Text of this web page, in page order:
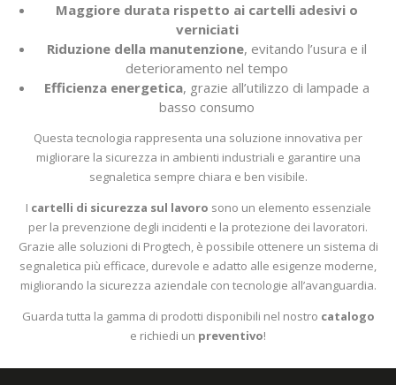
Maggiore durata rispetto ai cartelli adesivi o
verniciati
Riduzione della manutenzione, evitando l’usura e il
deterioramento nel tempo
Efficienza energetica, grazie all’utilizzo di lampade a
basso consumo
Questa tecnologia rappresenta una soluzione innovativa per
migliorare la sicurezza in ambienti industriali e garantire una
segnaletica sempre chiara e ben visibile.
I cartelli di sicurezza sul lavoro sono un elemento essenziale
per la prevenzione degli incidenti e la protezione dei lavoratori.
Grazie alle soluzioni di Progtech, è possibile ottenere un sistema di
segnaletica più efficace, durevole e adatto alle esigenze moderne,
migliorando la sicurezza aziendale con tecnologie all’avanguardia.
Guarda tutta la gamma di prodotti disponibili nel nostro catalogo
e richiedi un preventivo!